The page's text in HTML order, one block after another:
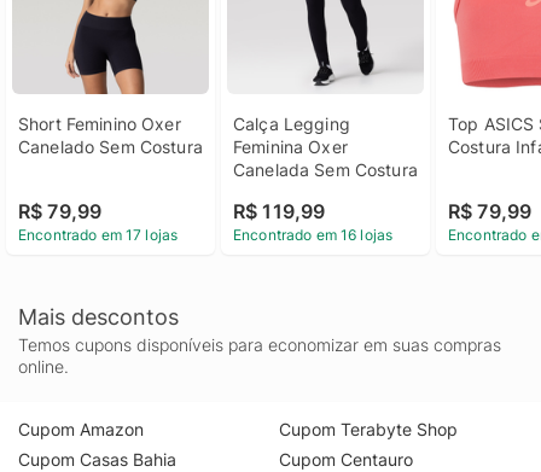
Short Feminino Oxer
Canelado Sem Costura
R$ 79,99
Encontrado em 17 lojas
Calça Legging
Feminina Oxer
Canelada Sem Costura
R$ 119,99
Encontrado em 16 lojas
Top ASICS
Costura
R$ 79,99
Encontrado
Mais descontos
Temos cupons disponíveis para economizar em suas compras
online.
Cupom Amazon
Cupom Casas Bahia
Cupom Terabyte Shop
Cupom Centauro